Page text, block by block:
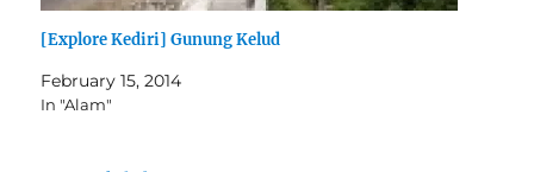
[Explore Kediri] Gunung Kelud
February 15, 2014
In "Alam"